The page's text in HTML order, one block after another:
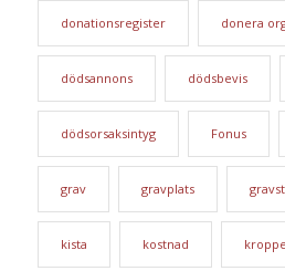
donationsregister donera
dödsannons dödsbevis
dödsorsaksintyg Fonus
grav gravplats
kista kostnad